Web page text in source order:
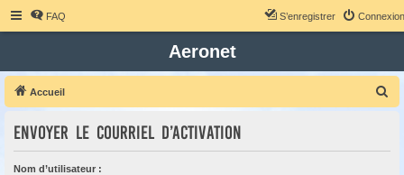
FAQ Connexion
S’enregistrer
Aeronet
Accueil
Envoyer le courriel d’activation
Nom d’utilisateur :